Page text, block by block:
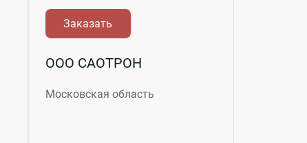
Заказать
ООО САОТРОН
Московская область